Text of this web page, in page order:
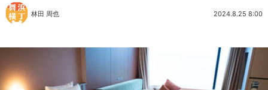
林田 周也 2024.8.25 8:00